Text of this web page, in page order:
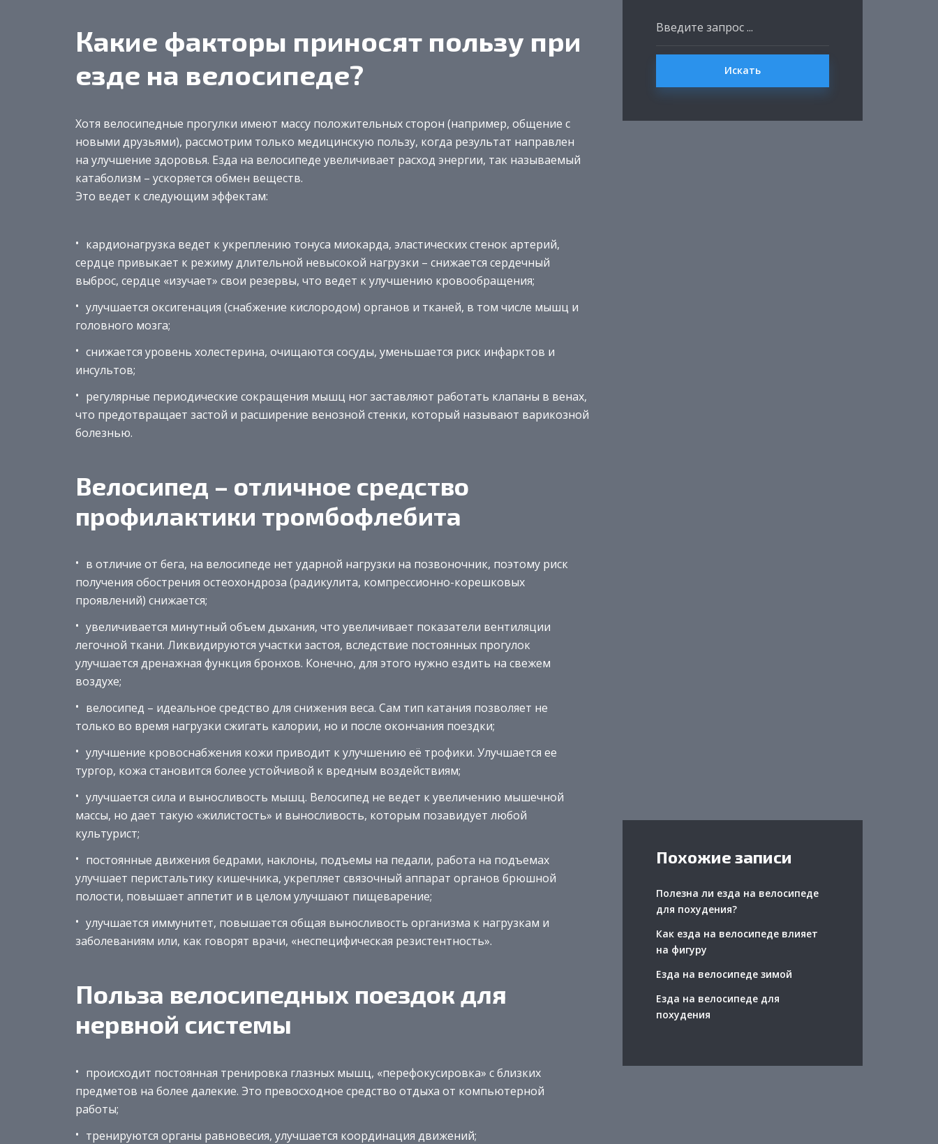
Какие факторы приносят пользу при
езде на велосипеде?
Хотя велосипедные прогулки имеют массу положительных сторон (например, общение с
новыми друзьями), рассмотрим только медицинскую пользу, когда результат направлен
на улучшение здоровья. Езда на велосипеде увеличивает расход энергии, так называемый
катаболизм – ускоряется обмен веществ.
Это ведет к следующим эффектам:
кардионагрузка ведет к укреплению тонуса миокарда, эластических стенок артерий,
сердце привыкает к режиму длительной невысокой нагрузки – снижается сердечный
выброс, сердце «изучает» свои резервы, что ведет к улучшению кровообращения;
улучшается оксигенация (снабжение кислородом) органов и тканей, в том числе мышц и
головного мозга;
снижается уровень холестерина, очищаются сосуды, уменьшается риск инфарктов и
инсультов;
регулярные периодические сокращения мышц ног заставляют работать клапаны в венах,
что предотвращает застой и расширение венозной стенки, который называют варикозной
болезнью.
Велосипед – отличное средство
профилактики тромбофлебита
в отличие от бега, на велосипеде нет ударной нагрузки на позвоночник, поэтому риск
получения обострения остеохондроза (радикулита, компрессионно-корешковых
проявлений) снижается;
увеличивается минутный объем дыхания, что увеличивает показатели вентиляции
легочной ткани. Ликвидируются участки застоя, вследствие постоянных прогулок
улучшается дренажная функция бронхов. Конечно, для этого нужно ездить на свежем
воздухе;
велосипед – идеальное средство для снижения веса. Сам тип катания позволяет не
только во время нагрузки сжигать калории, но и после окончания поездки;
улучшение кровоснабжения кожи приводит к улучшению её трофики. Улучшается ее
тургор, кожа становится более устойчивой к вредным воздействиям;
улучшается сила и выносливость мышц. Велосипед не ведет к увеличению мышечной
массы, но дает такую «жилистость» и выносливость, которым позавидует любой
культурист;
постоянные движения бедрами, наклоны, подъемы на педали, работа на подъемах
улучшает перистальтику кишечника, укрепляет связочный аппарат органов брюшной
полости, повышает аппетит и в целом улучшают пищеварение;
улучшается иммунитет, повышается общая выносливость организма к нагрузкам и
заболеваниям или, как говорят врачи, «неспецифическая резистентность».
Польза велосипедных поездок для
нервной системы
происходит постоянная тренировка глазных мышц, «перефокусировка» с близких
предметов на более далекие. Это превосходное средство отдыха от компьютерной
работы;
тренируются органы равновесия, улучшается координация движений;
Искать
Похожие записи
Полезна ли езда на велосипеде
для похудения?
Как езда на велосипеде влияет
на фигуру
Езда на велосипеде зимой
Езда на велосипеде для
похудения